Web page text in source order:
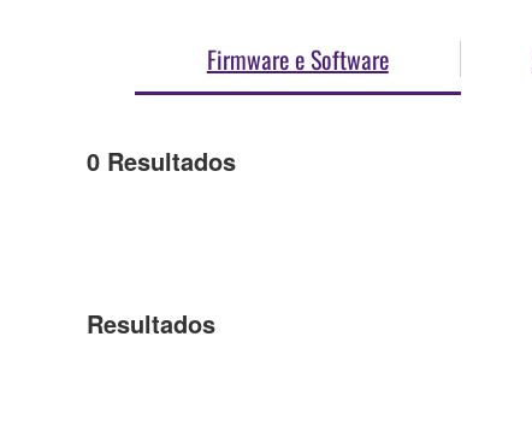
Firmware e Software
0 Resultados
Resultados